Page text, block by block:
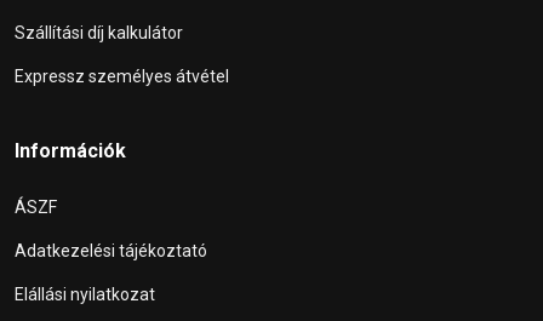
Szállítási díj kalkulátor
Expressz személyes átvétel
Információk
ÁSZF
Adatkezelési tájékoztató
Elállási nyilatkozat